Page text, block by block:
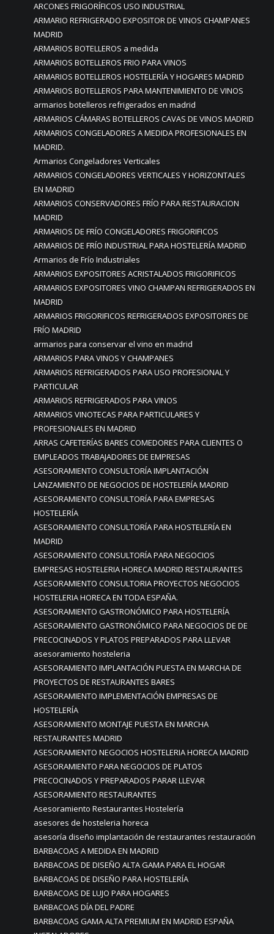
ARCONES FRIGORÍFICOS USO INDUSTRIAL
ARMARIO REFRIGERADO EXPOSITOR DE VINOS CHAMPANES
MADRID
ARMARIOS BOTELLEROS a medida
ARMARIOS BOTELLEROS FRIO PARA VINOS
ARMARIOS BOTELLEROS HOSTELERÍA Y HOGARES MADRID
ARMARIOS BOTELLEROS PARA MANTENIMIENTO DE VINOS
armarios botelleros refrigerados en madrid
ARMARIOS CÁMARAS BOTELLEROS CAVAS DE VINOS MADRID
ARMARIOS CONGELADORES A MEDIDA PROFESIONALES EN
MADRID.
Armarios Congeladores Verticales
ARMARIOS CONGELADORES VERTICALES Y HORIZONTALES
EN MADRID
ARMARIOS CONSERVADORES FRÍO PARA RESTAURACION
MADRID
ARMARIOS DE FRÍO CONGELADORES FRIGORIFICOS
ARMARIOS DE FRÍO INDUSTRIAL PARA HOSTELERÍA MADRID
Armarios de Frío Industriales
ARMARIOS EXPOSITORES ACRISTALADOS FRIGORIFICOS
ARMARIOS EXPOSITORES VINO CHAMPAN REFRIGERADOS EN
MADRID
ARMARIOS FRIGORIFICOS REFRIGERADOS EXPOSITORES DE
FRÍO MADRID
armarios para conservar el vino en madrid
ARMARIOS PARA VINOS Y CHAMPANES
ARMARIOS REFRIGERADOS PARA USO PROFESIONAL Y
PARTICULAR
ARMARIOS REFRIGERADOS PARA VINOS
ARMARIOS VINOTECAS PARA PARTICULARES Y
PROFESIONALES EN MADRID
ARRAS CAFETERÍAS BARES COMEDORES PARA CLIENTES O
EMPLEADOS TRABAJADORES DE EMPRESAS
ASESORAMIENTO CONSULTORÍA IMPLANTACIÓN
LANZAMIENTO DE NEGOCIOS DE HOSTELERÍA MADRID
ASESORAMIENTO CONSULTORÍA PARA EMPRESAS
HOSTELERÍA
ASESORAMIENTO CONSULTORÍA PARA HOSTELERÍA EN
MADRID
ASESORAMIENTO CONSULTORÍA PARA NEGOCIOS
EMPRESAS HOSTELERIA HORECA MADRID RESTAURANTES
ASESORAMIENTO CONSULTORIA PROYECTOS NEGOCIOS
HOSTELERIA HORECA EN TODA ESPAÑA.
ASESORAMIENTO GASTRONÓMICO PARA HOSTELERÍA
ASESORAMIENTO GASTRONÓMICO PARA NEGOCIOS DE DE
PRECOCINADOS Y PLATOS PREPARADOS PARA LLEVAR
asesoramiento hosteleria
ASESORAMIENTO IMPLANTACIÓN PUESTA EN MARCHA DE
PROYECTOS DE RESTAURANTES BARES
ASESORAMIENTO IMPLEMENTACIÓN EMPRESAS DE
HOSTELERÍA
ASESORAMIENTO MONTAJE PUESTA EN MARCHA
RESTAURANTES MADRID
ASESORAMIENTO NEGOCIOS HOSTELERIA HORECA MADRID
ASESORAMIENTO PARA NEGOCIOS DE PLATOS
PRECOCINADOS Y PREPARADOS PARAR LLEVAR
ASESORAMIENTO RESTAURANTES
Asesoramiento Restaurantes Hostelería
asesores de hosteleria horeca
asesoría diseño implantación de restaurantes restauración
BARBACOAS A MEDIDA EN MADRID
BARBACOAS DE DISEÑO ALTA GAMA PARA EL HOGAR
BARBACOAS DE DISEÑO PARA HOSTELERÍA
BARBACOAS DE LUJO PARA HOGARES
BARBACOAS DÍA DEL PADRE
BARBACOAS GAMA ALTA PREMIUM EN MADRID ESPAÑA